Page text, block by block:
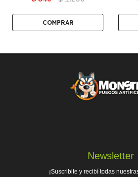
Newsletter
¡Suscribite y recibí todas